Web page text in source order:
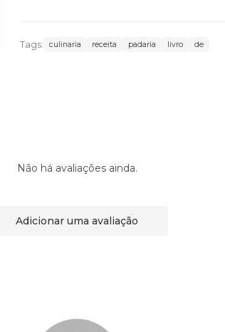
Tags: culinaria receita padaria livro de
Não há avaliações ainda.
Adicionar uma avaliação